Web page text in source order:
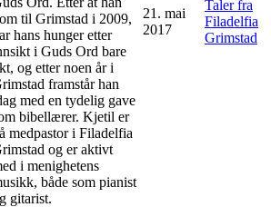
til Grimstad i 2009,
hans hunger etter
i Guds Ord bare
og etter noen år i
framstår han
med en tydelig gave
bibellærer. Kjetil er
medpastor i Filadelfia
og er aktivt
i menighetens
både som pianist
gitarist.
21. mai
2017
Taler fra
Filadelfia
Grimstad